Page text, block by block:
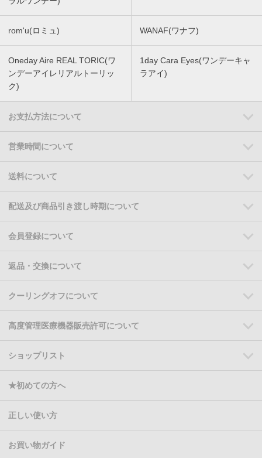
rom'u(ロミュ) WANAF(ワナフ)
Oneday Aire REAL TORIC(ワ
ンデーアイレリアルトーリッ
ク)
1day Cara Eyes(ワンデーキャ
ラアイ)
お支払方法について
営業時間について
送料について
配送及び商品引き渡し時期について
会員登録について
返品・交換について
クーリングオフについて
高度管理医療機器販売許可について
ショップリスト
★初めての方へ
正しい使い方
お買い物ガイド